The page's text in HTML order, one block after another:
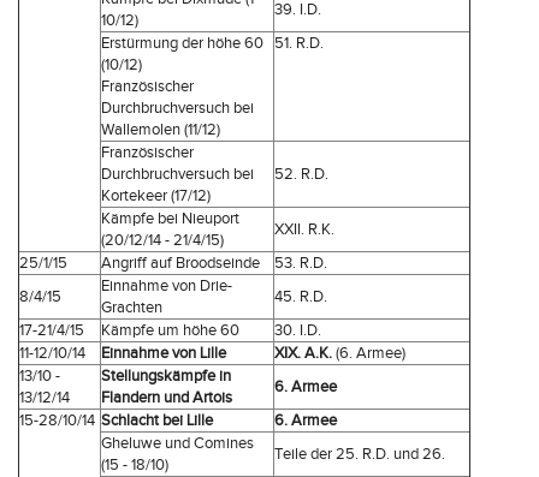
10/12)
39. I.D.
Erstürmung der höhe 60
(10/12)
Französischer
Durchbruchversuch bei
Wallemolen (11/12)
51. R.D.
Französischer
Durchbruchversuch bei
Kortekeer (17/12)
52. R.D.
Kämpfe bei Nieuport
(20/12/14 - 21/4/15)
XXII. R.K.
25/1/15
Angriff auf Broodseinde
53. R.D.
8/4/15
Einnahme von Drie-
Grachten
45. R.D.
17-21/4/15
Kämpfe um höhe 60
30. I.D.
11-12/10/14
Einnahme von Lille XIX. A.K.(6. Armee)
13/10 -
13/12/14
Stellungskämpfe in
Flandern und Artois
6. Armee
15-28/10/14 Schlacht bei Lille
6. Armee
Gheluwe und Comines
(15 - 18/10)
Teile der 25. R.D. und 26.